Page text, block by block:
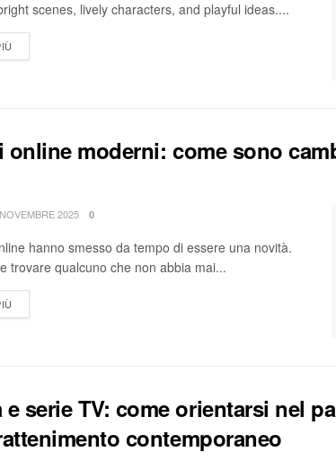
scenes, lively characters, and playful ideas....
online moderni: come sono
2025 0
hanno smesso da tempo di essere una novità.
trovare qualcuno che non abbia mai...
e serie TV: come orientarsi nel
contemporaneo